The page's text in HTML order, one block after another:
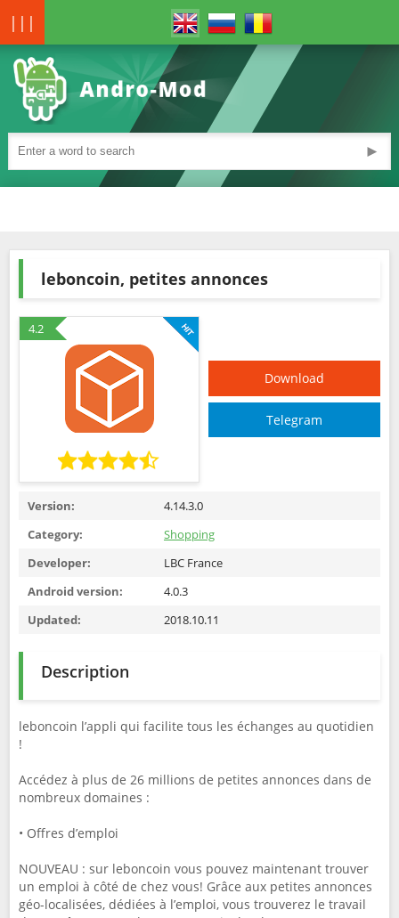
|||
►
leboncoin, petites annonces
4.2
Download
Telegram
Version:
4.14.3.0
Category:
Shopping
Developer:
LBC France
Android version:
4.0.3
Updated:
2018.10.11
Description
leboncoin l’appli qui facilite tous les échanges au quotidien
!
Accédez à plus de 26 millions de petites annonces dans de
nombreux domaines :
• Offres d’emploi
NOUVEAU : sur leboncoin vous pouvez maintenant trouver
un emploi à côté de chez vous! Grâce aux petites annonces
géo-localisées, dédiées à l’emploi, vous trouverez le travail